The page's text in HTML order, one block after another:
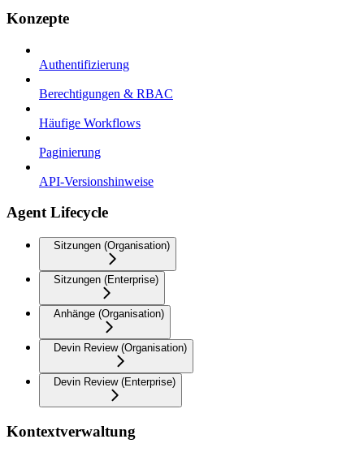
Konzepte
Authentifizierung
Berechtigungen & RBAC
Häufige Workflows
Paginierung
API-Versionshinweise
Agent Lifecycle
Sitzungen (Organisation)
Sitzungen (Enterprise)
Anhänge (Organisation)
Devin Review (Organisation)
Devin Review (Enterprise)
Kontextverwaltung